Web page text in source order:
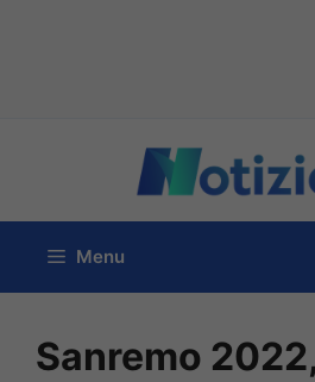
contenuto
Menu
Sanremo 2022,